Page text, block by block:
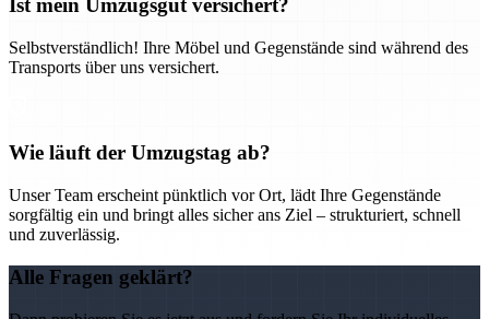
Ist mein Umzugsgut versichert?
Selbstverständlich! Ihre Möbel und Gegenstände sind während des
Transports über uns versichert.
Wie läuft der Umzugstag ab?
Unser Team erscheint pünktlich vor Ort, lädt Ihre Gegenstände
sorgfältig ein und bringt alles sicher ans Ziel – strukturiert, schnell
und zuverlässig.
Alle Fragen geklärt?